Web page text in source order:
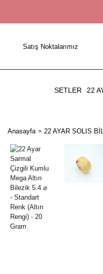
Satış Noktalarımız
SETLER 22
Anasayfa 22 AYAR SOLIS